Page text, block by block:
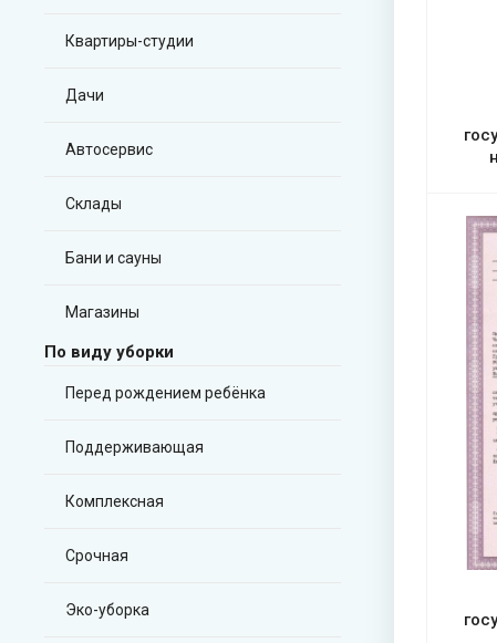
Квартиры-студии
Дачи
Автосервис
Склады
Бани и сауны
Магазины
По виду уборки
Перед рождением ребёнка
Поддерживающая
Комплексная
Срочная
Эко-уборка